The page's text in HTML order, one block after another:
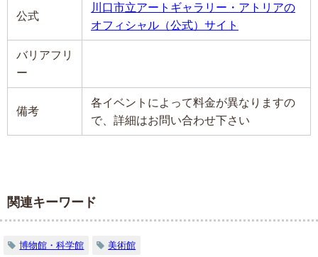
公式
川口市立アートギャラリー・アトリアの
オフィシャル（公式）サイト
バリアフリ
ー
備考
各イベントによって料金が異なりますの
で、詳細はお問い合わせ下さい
関連キーワード
博物館・科学館 美術館